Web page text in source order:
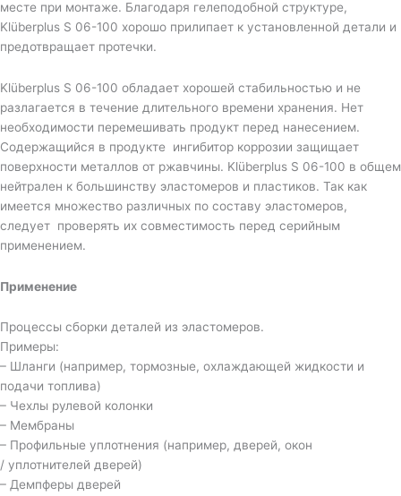
месте при монтаже. Благодаря гелеподобной структуре,
Klüberplus S 06-100 хорошо прилипает к установленной детали и
предотвращает протечки.
Klüberplus S 06-100 обладает хорошей стабильностью и не
разлагается в течение длительного времени хранения. Нет
необходимости перемешивать продукт перед нанесением.
Содержащийся в продукте ингибитор коррозии защищает
поверхности металлов от ржавчины. Klüberplus S 06-100 в общем
нейтрален к большинству эластомеров и пластиков. Так как
имеется множество различных по составу эластомеров,
следует проверять их совместимость перед серийным
применением.
Применение
Процессы сборки деталей из эластомеров.
Примеры:
– Шланги (например, тормозные, охлаждающей жидкости и
подачи топлива)
– Чехлы рулевой колонки
– Мембраны
– Профильные уплотнения (например, дверей, окон
/ уплотнителей дверей)
– Демпферы дверей